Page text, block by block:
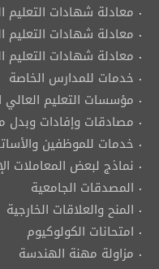
معادلة شهادات التعليم
معادلة شهادات التعليم
معادلة شهادات التعليم
خدمات للمدارس الخاصة
مؤسسات التعليم العالي
مصادقات وإفادات وبدل
خدمات للموظفين
نماذج لبعض المعاملات
المصدقات الجامعية
المنح والعلاقات الخارجية
امتحانات الكولوكيوم
مزاولة مهنة الهندسة